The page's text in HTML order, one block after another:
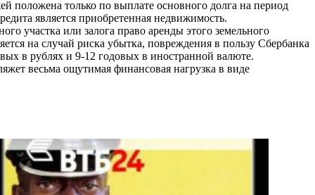
положена только по выплате основного долга на период
является приобретенная недвижимость.
участка или залога право аренды этого земельного
на случай риска убытка, повреждения в пользу Сбербанка
в рублях и 9-12 годовых в иностранной валюте.
весьма ощутимая финансовая нагрузка в виде